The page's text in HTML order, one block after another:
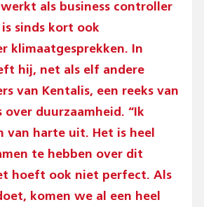
werkt als business controller
sinds kort ook
klimaatgesprekken. In
hij, net als elf andere
van Kentalis, een reeks van
over duurzaamheid. “Ik
van harte uit. Het is heel
te hebben over dit
hoeft ook niet perfect. Als
komen we al een heel